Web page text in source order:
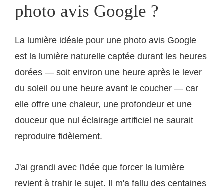
photo avis Google ?
La lumière idéale pour une photo avis Google
est la lumière naturelle captée durant les heures
dorées — soit environ une heure après le lever
du soleil ou une heure avant le coucher — car
elle offre une chaleur, une profondeur et une
douceur que nul éclairage artificiel ne saurait
reproduire fidèlement.
J'ai grandi avec l'idée que forcer la lumière
revient à trahir le sujet. Il m'a fallu des centaines